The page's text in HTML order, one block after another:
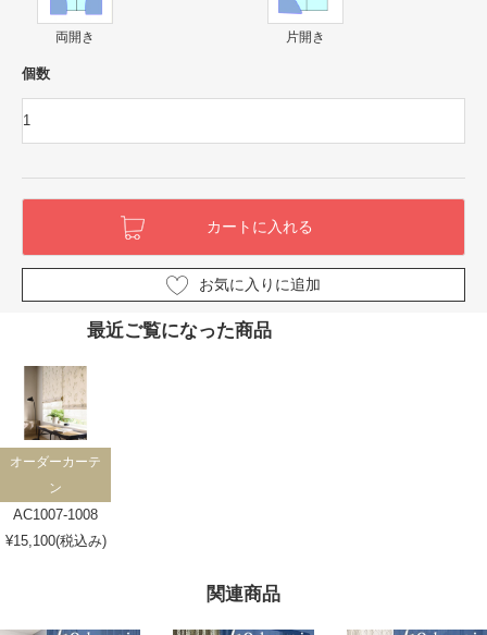
両開き 片開き
個数
お気に入りに追加
関連商品
最近ご覧になった商品
オーダーカーテ
ン
AC1007-1008
¥15,100(税込み)